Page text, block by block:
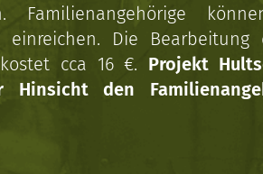
Familienangehörige
Die Bearbeitung
cca 16 €. Projekt
den